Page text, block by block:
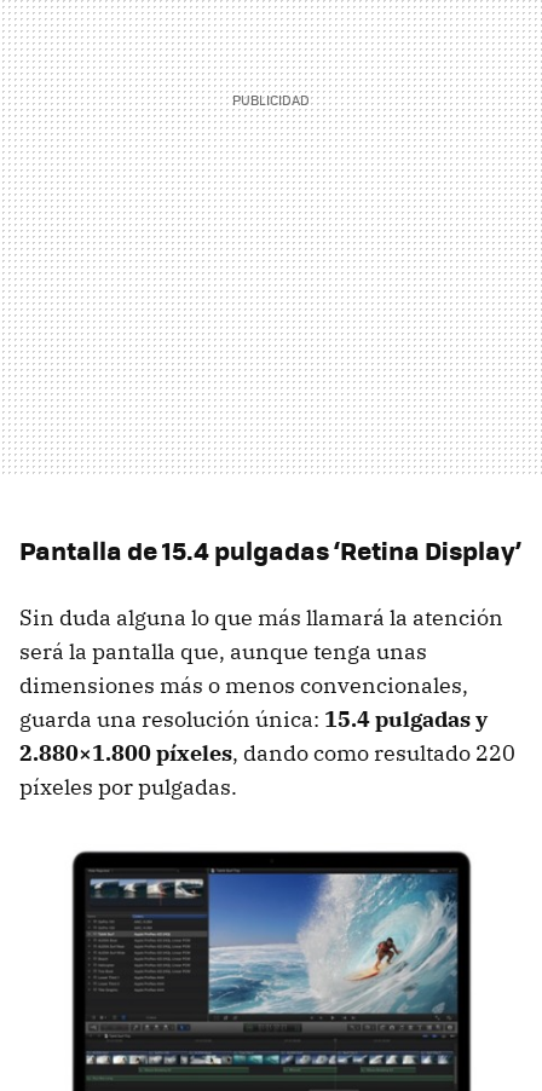
Pantalla de 15.4 pulgadas ‘Retina Display’
Sin duda alguna lo que más llamará la atención
será la pantalla que, aunque tenga unas
dimensiones más o menos convencionales,
guarda una resolución única: 15.4 pulgadas y
2.880×1.800 píxeles, dando como resultado 220
píxeles por pulgadas.